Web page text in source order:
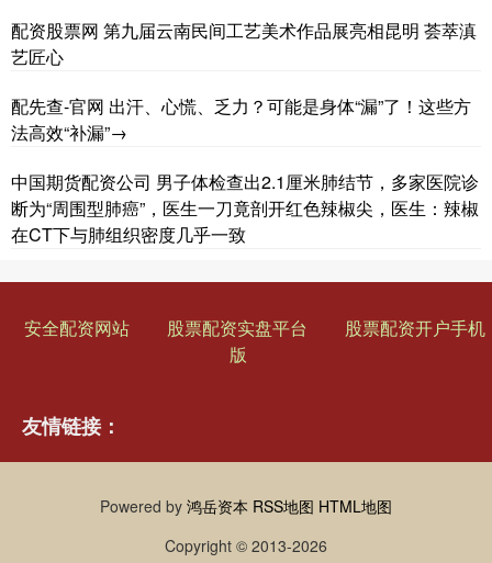
配资股票网 第九届云南民间工艺美术作品展亮相昆明 荟萃滇
艺匠心
配先查-官网 出汗、心慌、乏力？可能是身体“漏”了！这些方
法高效“补漏”→
中国期货配资公司 男子体检查出2.1厘米肺结节，多家医院诊
断为“周围型肺癌”，医生一刀竟剖开红色辣椒尖，医生：辣椒
在CT下与肺组织密度几乎一致
安全配资网站 股票配资实盘平台
股票配资开户手机
版
友情链接：
Powered by 鸿岳资本 RSS地图 HTML地图
Copyright © 2013-2026